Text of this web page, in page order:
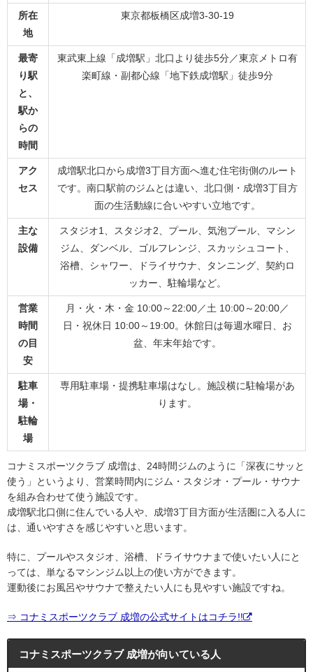
所在
地
東京都板橋区成増3-30-19
最寄
り駅
と、
駅か
らの
時間
東武東上線「成増駅」北口より徒歩5分／東京メトロ有
楽町線・副都心線「地下鉄成増駅」徒歩9分
アク
セス
成増駅北口から成増3丁目方面へ進む住宅街側のルート
です。南口駅前のジムとは違い、北口側・成増3丁目方
面の生活動線に合いやすい立地です。
主な
設備
スタジオ1、スタジオ2、プール、気泡プール、マシン
ジム、ダンベル、ゴルフレンジ、スカッシュコート、
浴槽、シャワー、ドライサウナ、タンニング、契約ロ
ッカー、駐輪場など。
営業
時間
の目
安
月・火・木・金 10:00～22:00／土 10:00～20:00／
日・祝休日 10:00～19:00。休館日は毎週水曜日、お
盆、年末年始です。
駐車
場・
駐輪
場
専用駐車場・提携駐車場はなし。施設横に駐輪場があ
ります。
コナミスポーツクラブ 成増は、24時間ジムのように「深夜にサッと
使う」というより、営業時間内にジム・スタジオ・プール・サウナ
を組み合わせて使う施設です。
成増駅北口側に住んでいる人や、成増3丁目方面が生活圏に入る人に
は、通いやすさを感じやすいと思います。
特に、プールやスタジオ、浴槽、ドライサウナまで使いたい人にと
っては、単なるマシンジム以上の使い方ができます。
運動後にお風呂やサウナで整えたい人にも見やすい施設ですね。
⇒ コナミスポーツクラブ 成増の公式サイトはコチラ!!
コナミスポーツクラブ 成増が向いている人